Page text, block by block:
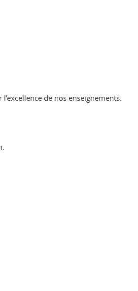
de nos enseignements.